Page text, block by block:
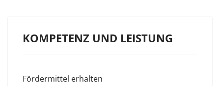
KOMPETENZ UND LEISTUNG
Fördermittel erhalten